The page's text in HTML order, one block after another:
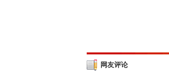
网友评论